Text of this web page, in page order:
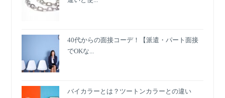
40代からの面接コーデ！【派遣・パート面接
でOKな...
バイカラーとは？ツートンカラーとの違い